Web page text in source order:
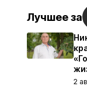
Лучшее за
2